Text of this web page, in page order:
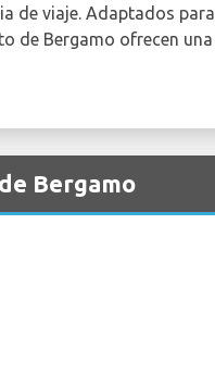
de viaje. Adaptados para
de Bergamo ofrecen una
Bergamo